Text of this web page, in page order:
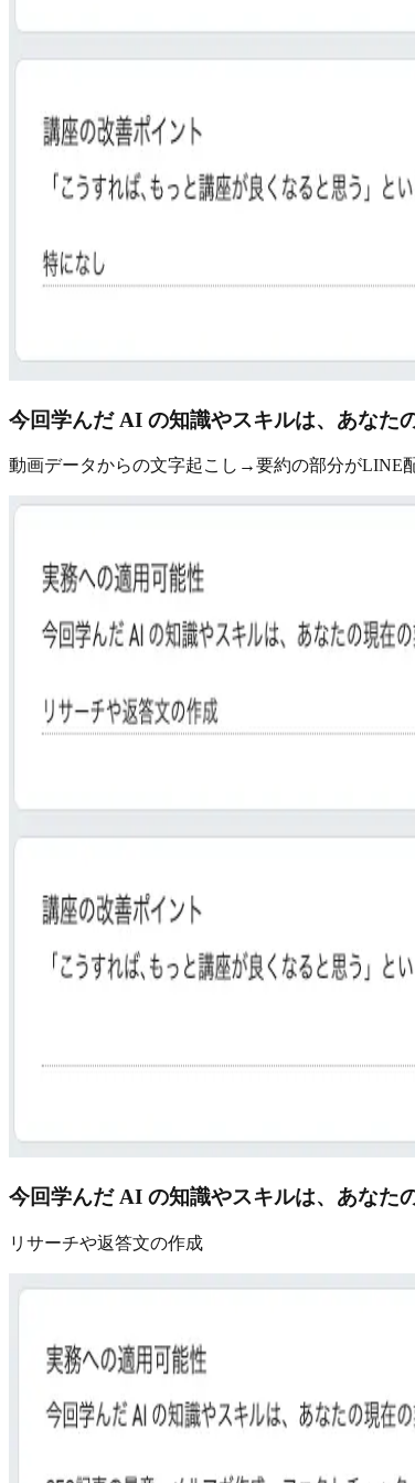
今回学んだ AI の知識やスキルは、あなた
動画データからの文字起こし→要約の部分がLINE
今回学んだ AI の知識やスキルは、あなた
リサーチや返答文の作成